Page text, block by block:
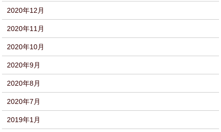
2020年12月
2020年11月
2020年10月
2020年9月
2020年8月
2020年7月
2019年1月